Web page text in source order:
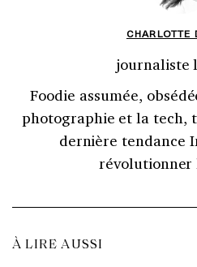
CHARLOTTE
journaliste
Foodie assumée,
photographie et la tech,
dernière tendance
révolutionner
À LIRE AUSSI